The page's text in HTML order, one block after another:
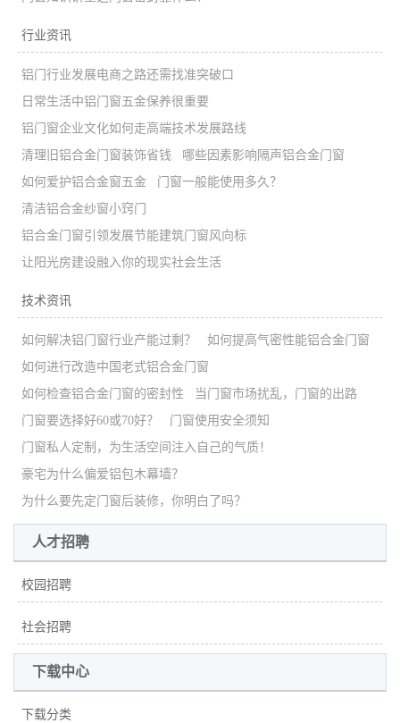
行业资讯
铝门行业发展电商之路还需找准突破口
日常生活中铝门窗五金保养很重要
铝门窗企业文化如何走高端技术发展路线
清理旧铝合金门窗装饰省钱
哪些因素影响隔声铝合金门窗
如何爱护铝合金窗五金
门窗一般能使用多久？
清洁铝合金纱窗小窍门
铝合金门窗引领发展节能建筑门窗风向标
让阳光房建设融入你的现实社会生活
技术资讯
如何解决铝门窗行业产能过剩？
如何提高气密性能铝合金门窗
如何进行改造中国老式铝合金门窗
如何检查铝合金门窗的密封性
当门窗市场扰乱，门窗的出路
门窗要选择好60或70好？
门窗使用安全须知
门窗私人定制，为生活空间注入自己的气质！
豪宅为什么偏爱铝包木幕墙？
为什么要先定门窗后装修，你明白了吗？
人才招聘
校园招聘
社会招聘
下载中心
下载分类